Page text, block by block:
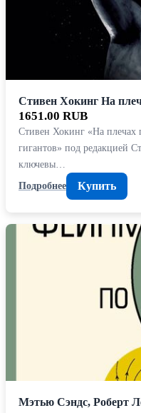
Стивен Хокинг На
1651.00 RUB
Стивен Хокинг «На плечах
гигантов» под редакцией
ключевы…
Подробнее
Купить
Мэтью Сэндс, Роберт